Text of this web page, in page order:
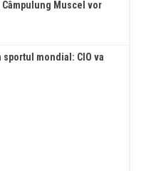
Câmpulung Muscel vor
mondial: CIO va